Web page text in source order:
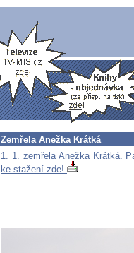
Zemřela Anežka Krátká
1. 1. zemřela Anežka Krátká.
ke stažení zde!